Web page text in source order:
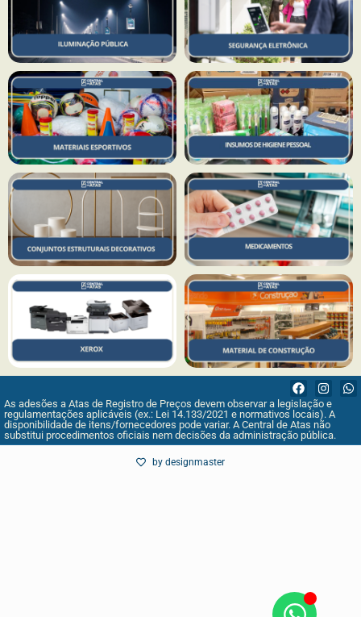
As adesões a Atas de Registro de Preços devem observar a legislação e
regulamentações aplicáveis (ex.: Lei 14.133/2021 e normativos locais). A
disponibilidade de itens/fornecedores pode variar. A Central de Atas não
substitui procedimentos oficiais nem decisões da administração pública.
by designmaster